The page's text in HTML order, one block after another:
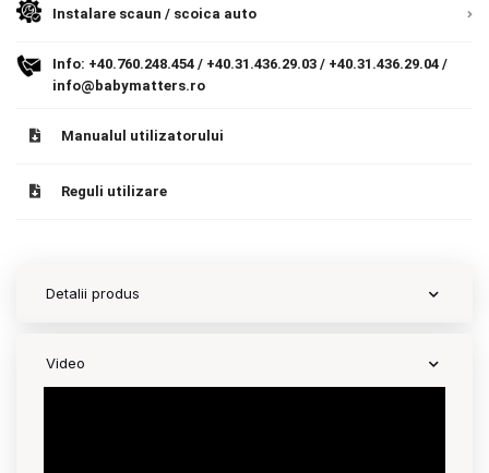
Instalare scaun / scoica auto
Info: +40.760.248.454 / +40.31.436.29.03 / +40.31.436.29.04 /
info@babymatters.ro
Manualul utilizatorului
Reguli utilizare
Detalii produs
Video